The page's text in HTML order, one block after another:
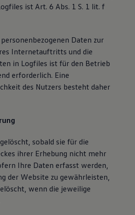
ist Art. 6 Abs. 1 S. 1 lit. f
Daten zur
Internetauftritts und die
in Logfiles ist für den Betrieb
erforderlich. Eine
des Nutzers besteht daher
sobald sie für die
ihrer Erhebung nicht mehr
Ihre Daten erfasst werden,
der Website zu gewährleisten,
wenn die jeweilige